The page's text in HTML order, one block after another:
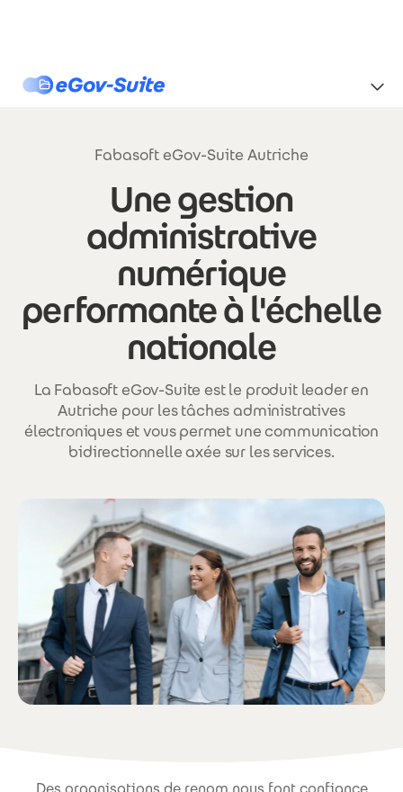
eGov-Suite
Fabasoft eGov-Suite Autriche
Une gestion
administrative
numérique
performante à l'échelle
nationale
La Fabasoft eGov-Suite est le produit leader en
Autriche pour les tâches administratives
électroniques et vous permet une communication
bidirectionnelle axée sur les services.